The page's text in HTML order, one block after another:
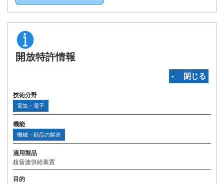
開放特許情報
‐ 閉じる
技術分野
電気・電子
機能
機械・部品の製造
適用製品
超音波供給装置
目的